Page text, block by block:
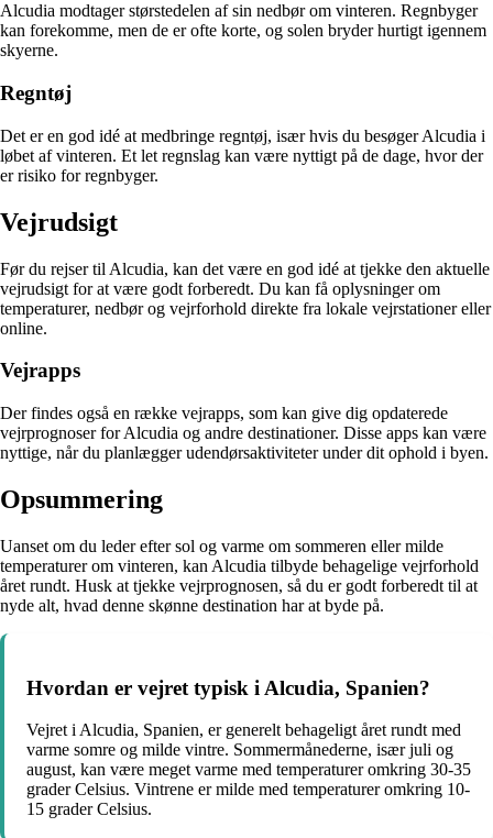
Alcudia modtager størstedelen af sin nedbør om vinteren. Regnbyger
kan forekomme, men de er ofte korte, og solen bryder hurtigt igennem
skyerne.
Regntøj
Det er en god idé at medbringe regntøj, især hvis du besøger Alcudia i
løbet af vinteren. Et let regnslag kan være nyttigt på de dage, hvor der
er risiko for regnbyger.
Vejrudsigt
Før du rejser til Alcudia, kan det være en god idé at tjekke den aktuelle
vejrudsigt for at være godt forberedt. Du kan få oplysninger om
temperaturer, nedbør og vejrforhold direkte fra lokale vejrstationer eller
online.
Vejrapps
Der findes også en række vejrapps, som kan give dig opdaterede
vejrprognoser for Alcudia og andre destinationer. Disse apps kan være
nyttige, når du planlægger udendørsaktiviteter under dit ophold i byen.
Opsummering
Uanset om du leder efter sol og varme om sommeren eller milde
temperaturer om vinteren, kan Alcudia tilbyde behagelige vejrforhold
året rundt. Husk at tjekke vejrprognosen, så du er godt forberedt til at
nyde alt, hvad denne skønne destination har at byde på.
Hvordan er vejret typisk i Alcudia, Spanien?
Vejret i Alcudia, Spanien, er generelt behageligt året rundt med
varme somre og milde vintre. Sommermånederne, især juli og
august, kan være meget varme med temperaturer omkring 30-35
grader Celsius. Vintrene er milde med temperaturer omkring 10-
15 grader Celsius.